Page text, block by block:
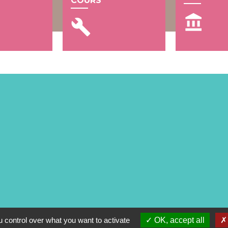
build account_balance
over what you want to activate OK, accept all